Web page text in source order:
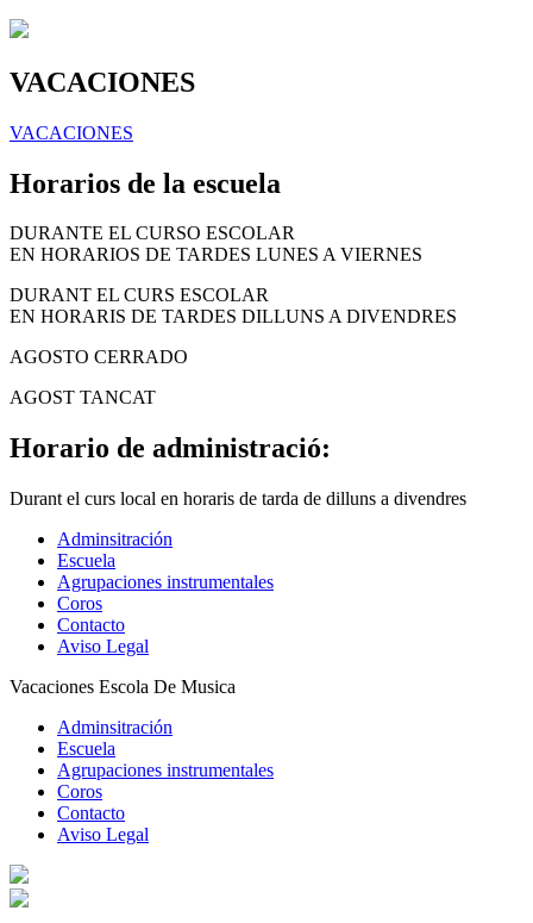
VACACIONES
VACACIONES
Horarios de la escuela
DURANTE EL CURSO ESCOLAR
EN HORARIOS DE TARDES LUNES A VIERNES
DURANT EL CURS ESCOLAR
EN HORARIS DE TARDES DILLUNS A DIVENDRES
AGOSTO CERRADO
AGOST TANCAT
Horario de administració:
Durant el curs local en horaris de tarda de dilluns a divendres
Adminsitración
Escuela
Agrupaciones instrumentales
Coros
Contacto
Aviso Legal
Vacaciones Escola De Musica
Adminsitración
Escuela
Agrupaciones instrumentales
Coros
Contacto
Aviso Legal